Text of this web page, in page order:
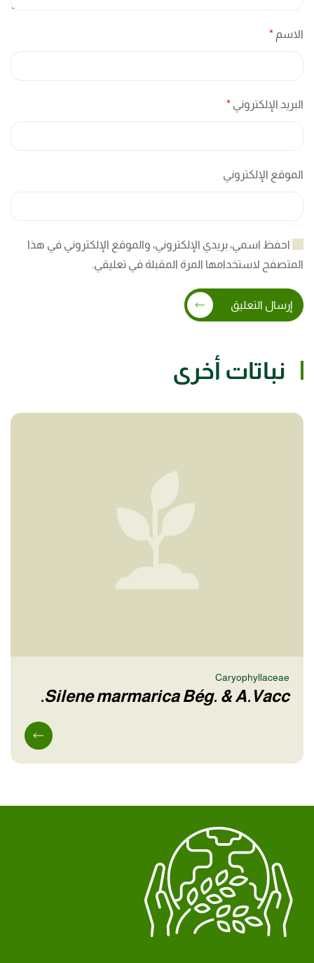
الاسم *
البريد الإلكتروني *
الموقع الإلكتروني
احفظ اسمي، بريدي الإلكتروني، والموقع الإلكتروني في هذا
المتصفح لاستخدامها المرة المقبلة في تعليقي.
إرسال التعليق
نباتات أخرى
Caryophyllaceae
Silene marmarica Bég. & A.Vacc.